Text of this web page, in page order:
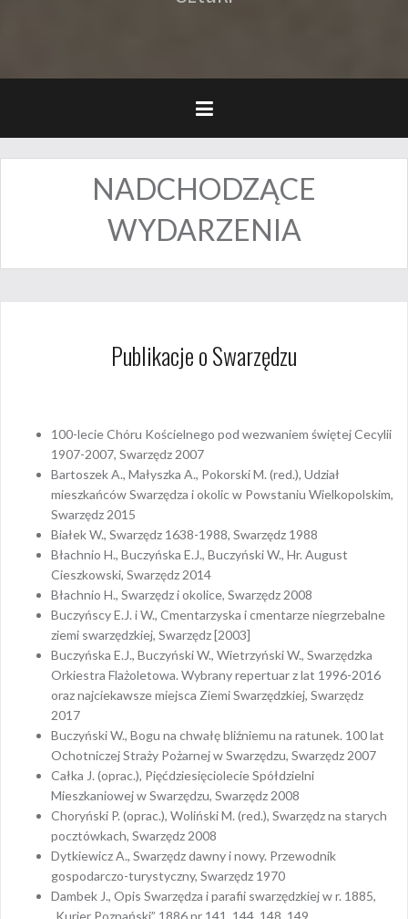
NADCHODZĄCE
WYDARZENIA
Publikacje o Swarzędzu
100-lecie Chóru Kościelnego pod wezwaniem świętej Cecylii
1907-2007, Swarzędz 2007
Bartoszek A., Małyszka A., Pokorski M. (red.), Udział
mieszkańców Swarzędza i okolic w Powstaniu Wielkopolskim,
Swarzędz 2015
Białek W., Swarzędz 1638-1988, Swarzędz 1988
Błachnio H., Buczyńska E.J., Buczyński W., Hr. August
Cieszkowski, Swarzędz 2014
Błachnio H., Swarzędz i okolice, Swarzędz 2008
Buczyńscy E.J. i W., Cmentarzyska i cmentarze niegrzebalne
ziemi swarzędzkiej, Swarzędz [2003]
Buczyńska E.J., Buczyński W., Wietrzyński W., Swarzędzka
Orkiestra Flażoletowa. Wybrany repertuar z lat 1996-2016
oraz najciekawsze miejsca Ziemi Swarzędzkiej, Swarzędz
2017
Buczyński W., Bogu na chwałę bliźniemu na ratunek. 100 lat
Ochotniczej Straży Pożarnej w Swarzędzu, Swarzędz 2007
Całka J. (oprac.), Pięćdziesięciolecie Spółdzielni
Mieszkaniowej w Swarzędzu, Swarzędz 2008
Choryński P. (oprac.), Woliński M. (red.), Swarzędz na starych
pocztówkach, Swarzędz 2008
Dytkiewicz A., Swarzędz dawny i nowy. Przewodnik
gospodarczo-turystyczny, Swarzędz 1970
Dambek J., Opis Swarzędza i parafii swarzędzkiej w r. 1885,
„Kurier Poznański” 1886 nr 141, 144, 148, 149